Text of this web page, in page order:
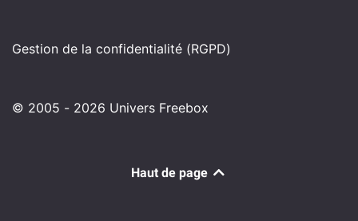
Gestion de la confidentialité (RGPD)
© 2005 - 2026 Univers Freebox
Haut de page